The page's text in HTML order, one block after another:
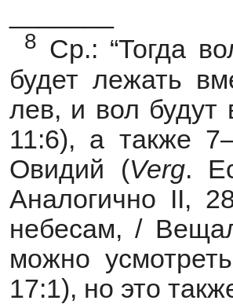
8 Ср.: “Тогда
будет лежать
лев, и вол будут
11:6), а также
Овидий (Verg.
Аналогично II,
небесам, /
можно
17:1), но это